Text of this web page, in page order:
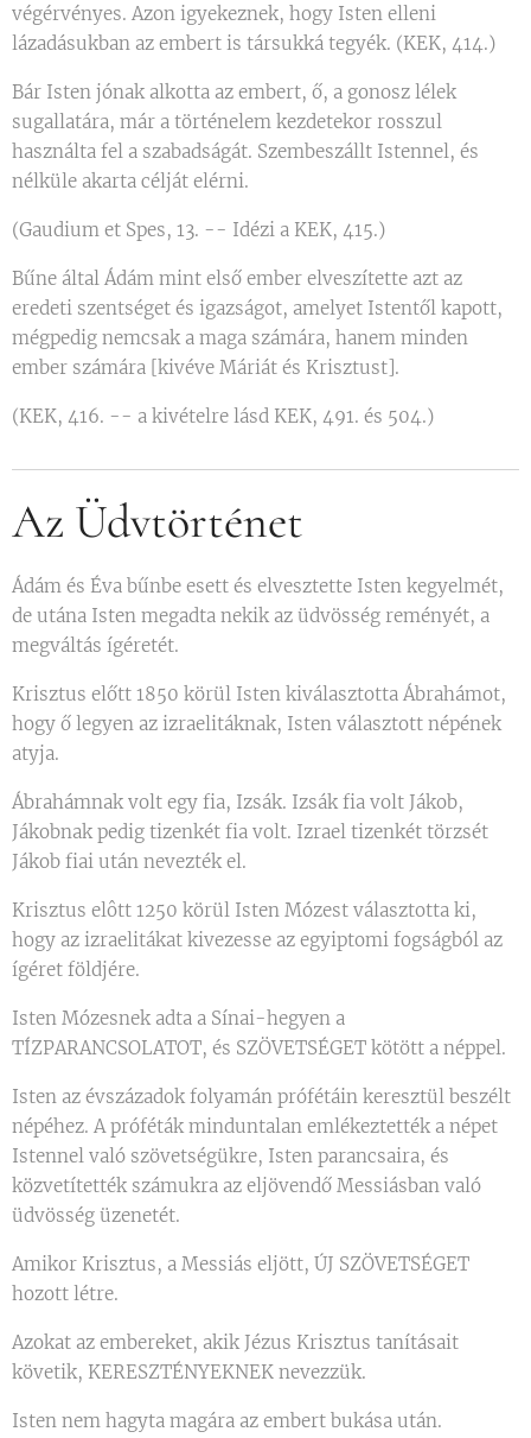
végérvényes. Azon igyekeznek, hogy Isten elleni
lázadásukban az embert is társukká tegyék. (KEK, 414.)
Bár Isten jónak alkotta az embert, ő, a gonosz lélek
sugallatára, már a történelem kezdetekor rosszul
használta fel a szabadságát. Szembeszállt Istennel, és
nélküle akarta célját elérni.
(Gaudium et Spes, 13. -- Idézi a KEK, 415.)
Bűne által Ádám mint első ember elveszítette azt az
eredeti szentséget és igazságot, amelyet Istentől kapott,
mégpedig nemcsak a maga számára, hanem minden
ember számára [kivéve Máriát és Krisztust].
(KEK, 416. -- a kivételre lásd KEK, 491. és 504.)
Az Üdvtörténet
Ádám és Éva bűnbe esett és elvesztette Isten kegyelmét,
de utána Isten megadta nekik az üdvösség reményét, a
megváltás ígéretét.
Krisztus előtt 1850 körül Isten kiválasztotta Ábrahámot,
hogy ő legyen az izraelitáknak, Isten választott népének
atyja.
Ábrahámnak volt egy fia, Izsák. Izsák fia volt Jákob,
Jákobnak pedig tizenkét fia volt. Izrael tizenkét törzsét
Jákob fiai után nevezték el.
Krisztus elôtt 1250 körül Isten Mózest választotta ki,
hogy az izraelitákat kivezesse az egyiptomi fogságból az
ígéret földjére.
Isten Mózesnek adta a Sínai-hegyen a
TÍZPARANCSOLATOT, és SZÖVETSÉGET kötött a néppel.
Isten az évszázadok folyamán prófétáin keresztül beszélt
népéhez. A próféták minduntalan emlékeztették a népet
Istennel való szövetségükre, Isten parancsaira, és
közvetítették számukra az eljövendő Messiásban való
üdvösség üzenetét.
Amikor Krisztus, a Messiás eljött, ÚJ SZÖVETSÉGET
hozott létre.
Azokat az embereket, akik Jézus Krisztus tanításait
követik, KERESZTÉNYEKNEK nevezzük.
Isten nem hagyta magára az embert bukása után.